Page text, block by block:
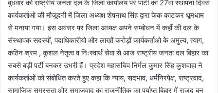
बुधवार को राष्ट्रीय जनता दल के जिला कार्यालय पर पार्टी का 27वा स्थापना दिवस
कार्यकर्ताओ की मौजूदगी में जिला अध्यक्ष शेषनाथ सिंह द्वारा केक काटकर धूमधाम
से मनाया गया। इस अवसर पर जिला अध्यक्ष अपने सम्बोधन में कहाँ की दल के
संस्थापक सदस्यों, पदाधिकारीयो और लाखों करोड़ों कार्यकर्ताओ के अमुल्य, त्याग,
कठिन श्रम , कुशल नेतृत्व व निःस्वार्थ सेवा से आज राष्ट्रीय जनता दल बिहार का
सबसे बड़ी पर्टी बनकर उभरी हैं। प्रदेश महासचिव निर्मल कुमार सिंह कुशवाहा ने
कार्यकर्ताओं को संबोधित करते हुए कहा कि न्याय, सदभाव, धर्मनिरपेक्ष, राष्ट्रवाद,
सामाजिक समरसता और समाजवाद का राजनीतिक का पर्याप्त बिहार में राजद बन